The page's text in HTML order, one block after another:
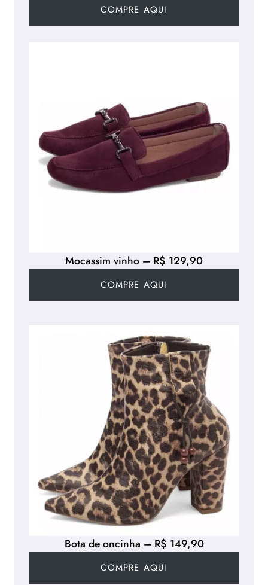
COMPRE AQUI
Mocassim vinho – R$ 129,90
COMPRE AQUI
Bota de oncinha – R$ 149,90
COMPRE AQUI